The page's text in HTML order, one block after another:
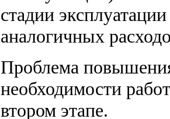
стадии
аналогичных
Проблема
необходимости
втором этапе.